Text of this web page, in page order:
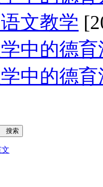
文教学
中的德育
中的德育